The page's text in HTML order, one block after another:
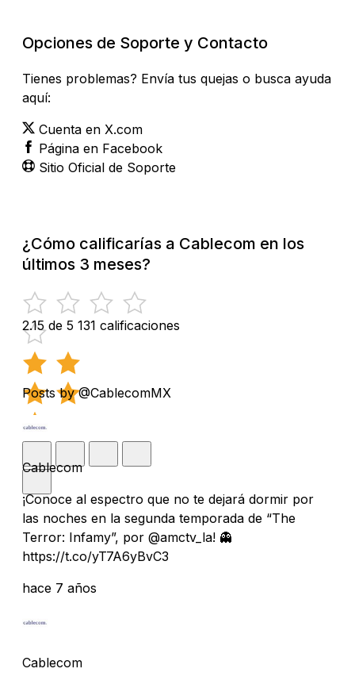
Opciones de Soporte y Contacto
Tienes problemas? Envía tus quejas o busca ayuda
aquí:
Cuenta en X.com
Página en Facebook
Sitio Oficial de Soporte
¿Cómo calificarías a Cablecom en los
últimos 3 meses?
2.15 de 5 131 calificaciones
Posts by @CablecomMX
Cablecom
¡Conoce al espectro que no te dejará dormir por
las noches en la segunda temporada de “The
Terror: Infamy”, por @amctv_la! 👻
https://t.co/yT7A6yBvC3
hace 7 años
Cablecom